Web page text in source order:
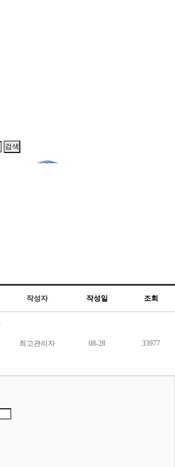
검색
작성자 작성일 조회
최고관리자 08-28 33977